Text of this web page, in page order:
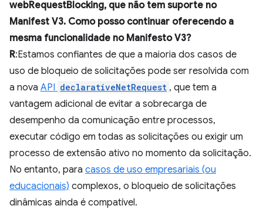
webRequestBlocking, que não tem suporte no
Manifest V3. Como posso continuar oferecendo a
mesma funcionalidade no Manifesto V3?
R:Estamos confiantes de que a maioria dos casos de
uso de bloqueio de solicitações pode ser resolvida com
a nova API declarativeNetRequest , que tem a
vantagem adicional de evitar a sobrecarga de
desempenho da comunicação entre processos,
executar código em todas as solicitações ou exigir um
processo de extensão ativo no momento da solicitação.
No entanto, para casos de uso empresariais (ou
educacionais) complexos, o bloqueio de solicitações
dinâmicas ainda é compatível.